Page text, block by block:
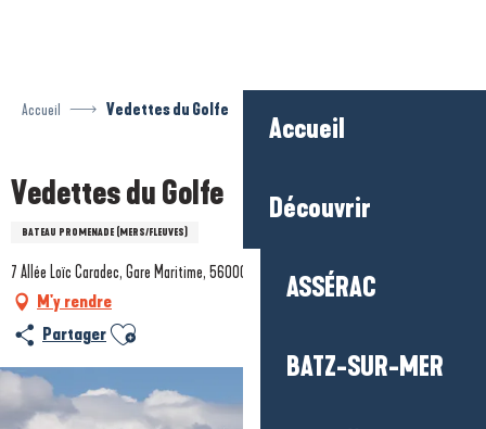
Accueil
Découvrir
ASSÉRAC
BATZ-SUR-MER
Accueil Vedettes du Golfe
Vedettes du Golfe
BATEAU PROMENADE (MERS/FLEUVES)
7 Allée Loïc Caradec, Gare Maritime, 56000 Vannes
M'y rendre
Partager Ajouter aux favoris